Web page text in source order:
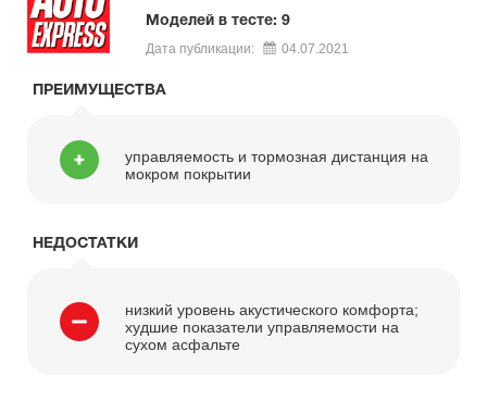
Моделей в тесте: 9
Дата публикации: 04.07.2021
ПРЕИМУЩЕСТВА
управляемость и тормозная дистанция на
мокром покрытии
НЕДОСТАТКИ
низкий уровень акустического комфорта;
худшие показатели управляемости на
сухом асфальте